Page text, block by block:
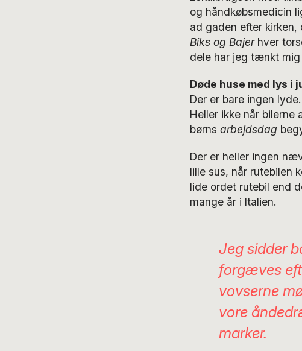
og håndkøbsmedicin
ad gaden efter
Biks og Bajerhver
dele har jeg tænkt
Døde huse med lys i
Der er bare ingen lyde.
Heller ikke når bilerne
børns arbejdsdag
Der er heller ingen
lille sus, når rutebilen
lide ordet rutebil end
mange år i Italien.
Jeg sidder
forgæves
vovserne
vore
marker.